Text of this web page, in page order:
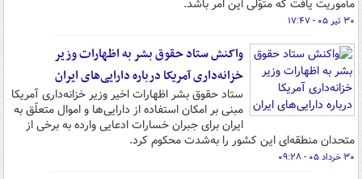
مأموریت یافت که متوّلی این امر باشد.
۳۰ تیر ۰۵ - ۱۷:۴۷
واکنش ستاد حقوق بشر به اظهارات وزیر
خزانه‌داری آمریکا درباره دارایی‌های ایران
ستاد حقوق بشر اظهارات اخیر وزیر خزانه‌داری آمریکا
مبنی بر امکان استفاده از دارایی‌ها و اموال متعلّق به
ایران برای جبران خسارات ادعایی وارده به برخی از
متحدان منطقه‌ای این کشور را به‌شدت محکوم کرد.
۳۰ خرداد ۰۵ - ۰۹:۲۸